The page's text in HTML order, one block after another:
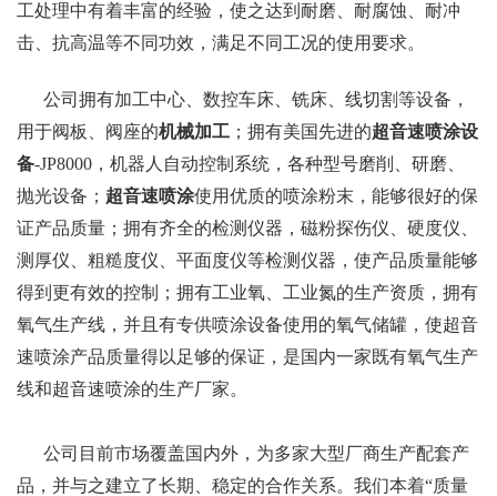
工处理中有着丰富的经验，使之达到耐磨、耐腐蚀、耐冲
击、抗高温等不同功效，满足不同工况的使用要求。
公司拥有加工中心、数控车床、铣床、线切割等设备，
用于阀板、阀座的机械加工 ；拥有美国先进的超音速喷涂设
备-JP8000，机器人自动控制系统，各种型号磨削、研磨、
抛光设备； 超音速喷涂使用优质的喷涂粉末，能够很好的保
证产品质量；拥有齐全的检测仪器，磁粉探伤仪、硬度仪、
测厚仪、粗糙度仪、平面度仪等检测仪器，使产品质量能够
得到更有效的控制；拥有工业氧、工业氮的生产资质，拥有
氧气生产线，并且有专供喷涂设备使用的氧气储罐，使超音
速喷涂产品质量得以足够的保证，是国内一家既有氧气生产
线和超音速喷涂的生产厂家。
公司目前市场覆盖国内外，为多家大型厂商生产配套产
品，并与之建立了长期、稳定的合作关系。我们本着“质量